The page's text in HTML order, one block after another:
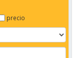
precio